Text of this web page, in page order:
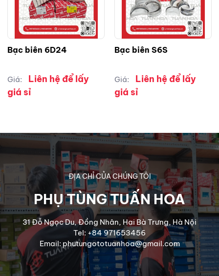
Bạc biên 6D24
Giá:
Liên hệ để lấy
giá sỉ
Bạc biên S6S
Giá:
Liên hệ để lấy
giá sỉ
ĐỊA CHỈ CỦA CHÚNG TÔI
PHỤ TÙNG TUẤN HOA
31 Đỗ Ngọc Du, Đồng Nhân, Hai Bà Trưng, Hà Nội
Tel: +84 971653456
Email: phutungototuanhoa@gmail.com